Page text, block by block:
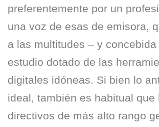
preferentemente por un
una voz de esas de emisora,
a las multitudes – y
estudio dotado de las
digitales idóneas. Si bien lo
ideal, también es habitual que
directivos de más alto rango